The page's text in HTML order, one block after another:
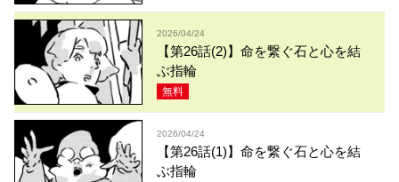
2026/04/24
【第26話(2)】命を繋ぐ石と心を結
ぶ指輪
無料
2026/04/24
【第26話(1)】命を繋ぐ石と心を結
ぶ指輪